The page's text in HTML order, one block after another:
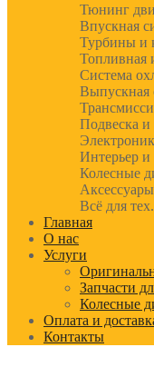
Тюнинг
Впускная
Турбины и
Топливная
Система
Выпускная
Подвеска и
Интерьер и
Колесные
Всё для
Главная
О нас
Услуги
Запчасти
Колесные
Оплата и
Контакты